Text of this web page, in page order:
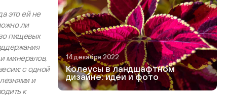
это ей не
ли
пищевых
минералов,
с одной
и
к
14 декабря 2022
Колеусы в ландшафтном
дизайне: идеи и фото